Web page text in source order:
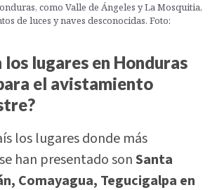
como Valle de Ángeles y La Mosquitia,
de luces y naves desconocidas. Foto:
los lugares en Honduras
el avistamiento
los lugares donde más
han presentado sonSanta
Comayagua, Tegucigalpa en